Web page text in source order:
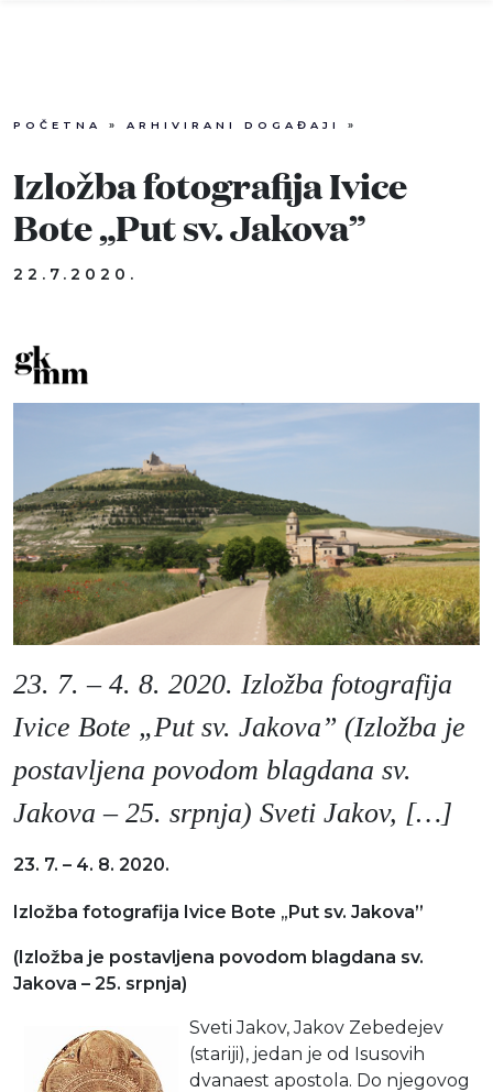
Info
Događaji
Moj GKMM
English
POČETNA » ARHIVIRANI DOGAĐAJI »
Izložba fotografija Ivice
Bote „Put sv. Jakova”
22.7.2020.
23. 7. – 4. 8. 2020. Izložba fotografija
Ivice Bote „Put sv. Jakova” (Izložba je
postavljena povodom blagdana sv.
Jakova – 25. srpnja) Sveti Jakov, […]
23. 7. – 4. 8. 2020.
Izložba fotografija Ivice Bote „Put sv. Jakova”
(Izložba je postavljena povodom blagdana sv.
Jakova – 25. srpnja)
Sveti Jakov, Jakov Zebedejev
(stariji), jedan je od Isusovih
dvanaest apostola. Do njegovog